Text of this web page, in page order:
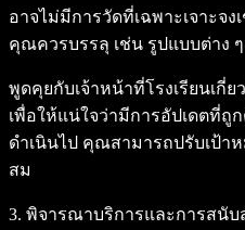
อาจไม่มีการวัดที่เฉพาะเจาะจ
คุณควรบรรลุ เช่น รูปแบบต่าง
พูดคุยกับเจ้าหน้าที่โรงเรียนเกี่
เพื่อให้แน่ใจว่ามีการอัปเดตที่ถู
ดำเนินไป คุณสามารถปรับเป้า
สม
3. พิจารณาบริการและการสนั